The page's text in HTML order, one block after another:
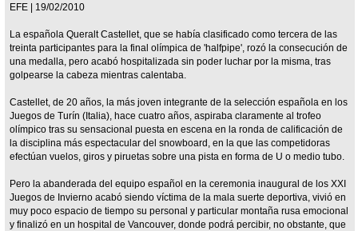
EFE | 19/02/2010
La española Queralt Castellet, que se había clasificado como tercera de las
treinta participantes para la final olímpica de 'halfpipe', rozó la consecución de
una medalla, pero acabó hospitalizada sin poder luchar por la misma, tras
golpearse la cabeza mientras calentaba.
Castellet, de 20 años, la más joven integrante de la selección española en los
Juegos de Turín (Italia), hace cuatro años, aspiraba claramente al trofeo
olímpico tras su sensacional puesta en escena en la ronda de calificación de
la disciplina más espectacular del snowboard, en la que las competidoras
efectúan vuelos, giros y piruetas sobre una pista en forma de U o medio tubo.
Pero la abanderada del equipo español en la ceremonia inaugural de los XXI
Juegos de Invierno acabó siendo víctima de la mala suerte deportiva, vivió en
muy poco espacio de tiempo su personal y particular montaña rusa emocional
y finalizó en un hospital de Vancouver, donde podrá percibir, no obstante, que